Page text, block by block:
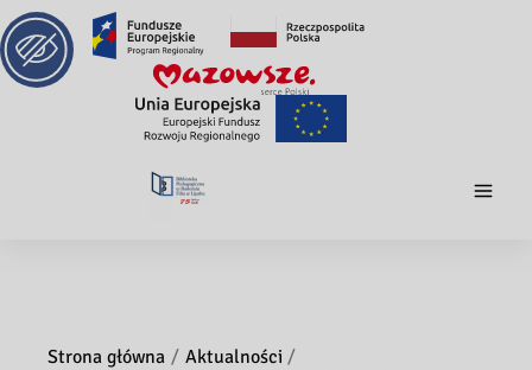
Strona główna
Aktualności